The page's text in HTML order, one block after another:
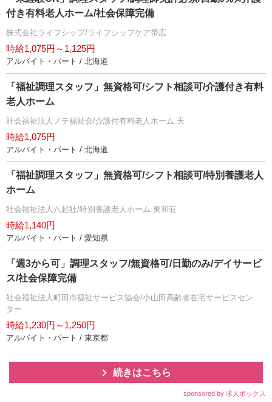
付き有料老人ホーム/社会保障完備
株式会社ライフシップ/ライフシップケア帯広
時給1,075円～1,125円
アルバイト・パート / 北海道
「福祉調理スタッフ」無資格可/シフト相談可/介護付き有料
老人ホーム
社会福祉法人ノテ福祉会/介護付有料老人ホーム 天
時給1,075円
アルバイト・パート / 北海道
「福祉調理スタッフ」無資格可/シフト相談可/特別養護老人
ホーム
社会福祉法人八起社/特別養護老人ホーム 東和荘
時給1,140円
アルバイト・パート / 愛知県
「週3から可」調理スタッフ/無資格可/日勤のみ/デイサービ
ス/社会保障完備
社会福祉法人町田市福祉サービス協会/小山田高齢者在宅サービスセン
ター
時給1,230円～1,250円
アルバイト・パート / 東京都
続きはこちら
sponsored by 求人ボックス